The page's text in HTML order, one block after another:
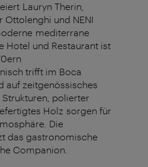
Lauryn Therin,
und NENI
mediterrane
Hotel und Restaurant ist
trifft im Boca
auf zeitgenössisches
polierter
Holz sorgen für
Die
das gastronomische
Companion.